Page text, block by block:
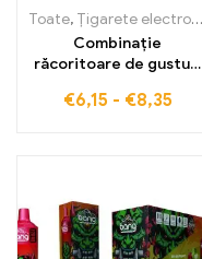
Toate, Țigarete electronice de unică folosință
Combinație
răcoritoare de gusturi
15000 Pufe din
€6,15 - €8,35